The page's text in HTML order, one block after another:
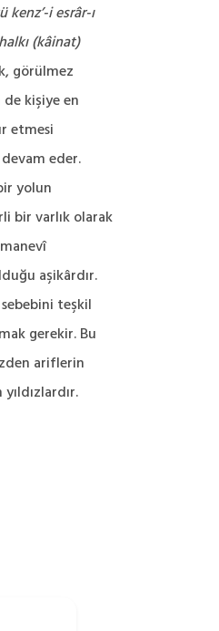
kenz’-i esrâr-ı
(kâinat)
görülmez
de kişiye en
etmesi
eder.
yolun
bir varlık olarak
aşikârdır.
teşkil
gerekir. Bu
ariflerin